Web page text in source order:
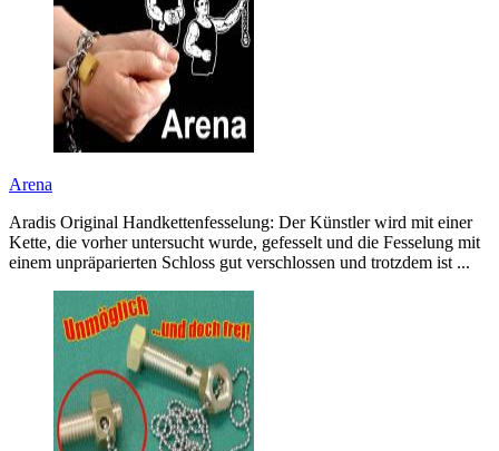
Arena
Aradis Original Handkettenfesselung: Der Künstler wird mit einer
Kette, die vorher untersucht wurde, gefesselt und die Fesselung mit
einem unpräparierten Schloss gut verschlossen und trotzdem ist ...